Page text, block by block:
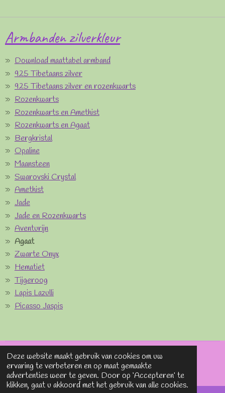
Deze website maakt gebruik van cookies om uw
ervaring te verbeteren en op maat gemaakte
advertenties weer te geven. Door op ‘Accepteren’ te
klikken, gaat u akkoord met het gebruik van alle cookies.
Armbanden zilverkleur
Download maattabel armband
925 Tibetaans zilver
925 Tibetaans zilver en rozenkwarts
Rozenkwarts
Rozenkwarts en Amethist
Rozenkwarts en Agaat
Bergkristal
Opaline
Maansteen
Swarovski Crystal
Amethist
Jade
Jade en Rozenkwarts
Aventurijn
Agaat
Zwarte Onyx
Hematiet
Tijgeroog
Lapis Lazulli
Picasso Jaspis
© 2020 - 2026 Lavieenrosesjewels
Powered byJouwWeb